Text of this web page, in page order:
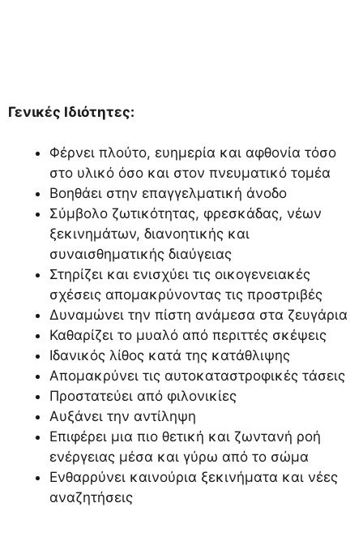
Γενικές Ιδιότητες:
Φέρνει πλούτο, ευημερία και αφθονία τόσο
στο υλικό όσο και στον πνευματικό τομέα
Βοηθάει στην επαγγελματική άνοδο
Σύμβολο ζωτικότητας, φρεσκάδας, νέων
ξεκινημάτων, διανοητικής και
συναισθηματικής διαύγειας
Στηρίζει και ενισχύει τις οικογενειακές
σχέσεις απομακρύνοντας τις προστριβές
Δυναμώνει την πίστη ανάμεσα στα ζευγάρια
Καθαρίζει το μυαλό από περιττές σκέψεις
Ιδανικός λίθος κατά της κατάθλιψης
Απομακρύνει τις αυτοκαταστροφικές τάσεις
Προστατεύει από φιλονικίες
Αυξάνει την αντίληψη
Επιφέρει μια πιο θετική και ζωντανή ροή
ενέργειας μέσα και γύρω από το σώμα
Ενθαρρύνει καινούρια ξεκινήματα και νέες
αναζητήσεις